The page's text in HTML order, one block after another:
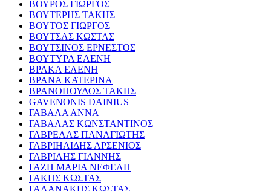
ΒΟΥΡΟΣ ΓΙΩΡΓΟΣ
ΒΟΥΤΕΡΗΣ ΤΑΚΗΣ
ΒΟΥΤΟΣ ΓΙΩΡΓΟΣ
ΒΟΥΤΣΑΣ ΚΩΣΤΑΣ
ΒΟΥΤΣΙΝΟΣ ΕΡΝΕΣΤΟΣ
ΒΟΥΤΥΡΑ ΕΛΕΝΗ
ΒΡΑΚΑ ΕΛΕΝΗ
ΒΡΑΝΑ ΚΑΤΕΡΙΝΑ
ΒΡΑΝΟΠΟΥΛΟΣ ΤΑΚΗΣ
GAVENONIS DAINIUS
ΓΑΒΑΛΑ ΑΝΝΑ
ΓΑΒΑΛΑΣ ΚΩΝΣΤΑΝΤΙΝΟΣ
ΓΑΒΡΕΛΑΣ ΠΑΝΑΓΙΩΤΗΣ
ΓΑΒΡΙΗΛΙΔΗΣ ΑΡΣΕΝΙΟΣ
ΓΑΒΡΙΛΗΣ ΓΙΑΝΝΗΣ
ΓΑΖΗ ΜΑΡΙΑ ΝΕΦΕΛΗ
ΓΑΚΗΣ ΚΩΣΤΑΣ